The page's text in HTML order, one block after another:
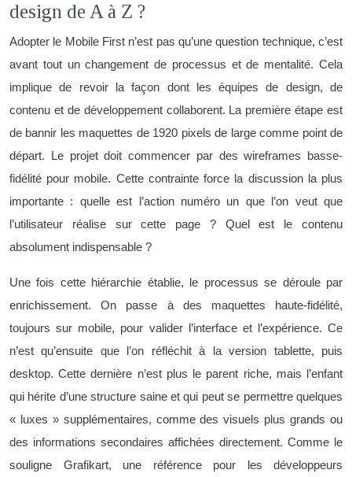
design de A à Z ?
Adopter le Mobile First n’est pas qu’une question technique, c’est
avant tout un changement de processus et de mentalité. Cela
implique de revoir la façon dont les équipes de design, de
contenu et de développement collaborent. La première étape est
de bannir les maquettes de 1920 pixels de large comme point de
départ. Le projet doit commencer par des wireframes basse-
fidélité pour mobile. Cette contrainte force la discussion la plus
importante : quelle est l’action numéro un que l’on veut que
l’utilisateur réalise sur cette page ? Quel est le contenu
absolument indispensable ?
Une fois cette hiérarchie établie, le processus se déroule par
enrichissement. On passe à des maquettes haute-fidélité,
toujours sur mobile, pour valider l’interface et l’expérience. Ce
n’est qu’ensuite que l’on réfléchit à la version tablette, puis
desktop. Cette dernière n’est plus le parent riche, mais l’enfant
qui hérite d’une structure saine et qui peut se permettre quelques
« luxes » supplémentaires, comme des visuels plus grands ou
des informations secondaires affichées directement. Comme le
souligne Grafikart, une référence pour les développeurs